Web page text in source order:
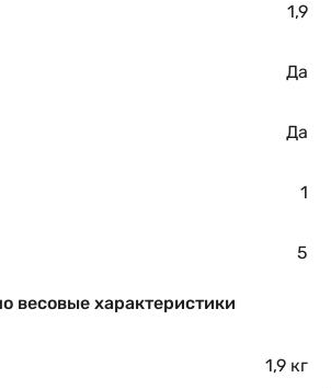
1,9
Да
Да
1
5
весовые характеристики
1,9 кг